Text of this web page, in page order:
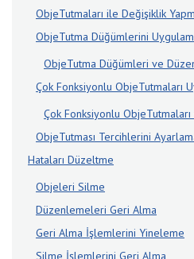
ObjeTutmaları ile Değişiklik
ObjeTutma Düğümlerini
ObjeTutma Düğümleri ve
Çok Fonksiyonlu ObjeTutmaları
Çok Fonksiyonlu
ObjeTutması Tercihlerini
Hataları Düzeltme
Objeleri Silme
Düzenlemeleri Geri Alma
Geri Alma İşlemlerini Yineleme
Silme İşlemlerini Geri Alma